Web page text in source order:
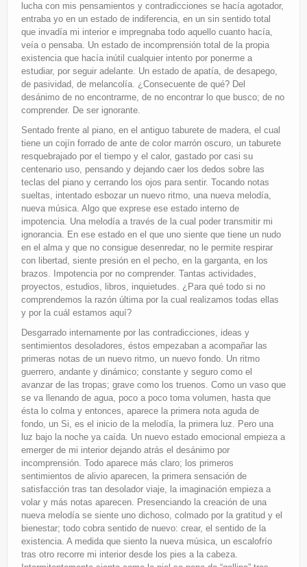
lucha con mis pensamientos y contradicciones se hacía agotador,
entraba yo en un estado de indiferencia, en un sin sentido total
que invadía mi interior e impregnaba todo aquello cuanto hacía,
veía o pensaba. Un estado de incomprensión total de la propia
existencia que hacía inútil cualquier intento por ponerme a
estudiar, por seguir adelante. Un estado de apatía, de desapego,
de pasividad, de melancolía. ¿Consecuente de qué? Del
desánimo de no encontrarme, de no encontrar lo que busco; de no
comprender. De ser ignorante.
Sentado frente al piano, en el antiguo taburete de madera, el cual
tiene un cojín forrado de ante de color marrón oscuro, un taburete
resquebrajado por el tiempo y el calor, gastado por casi su
centenario uso, pensando y dejando caer los dedos sobre las
teclas del piano y cerrando los ojos para sentir. Tocando notas
sueltas, intentado esbozar un nuevo ritmo, una nueva melodía,
nueva música. Algo que exprese ese estado interno de
impotencia. Una melodía a través de la cual poder transmitir mi
ignorancia. En ese estado en el que uno siente que tiene un nudo
en el alma y que no consigue desenredar, no le permite respirar
con libertad, siente presión en el pecho, en la garganta, en los
brazos. Impotencia por no comprender. Tantas actividades,
proyectos, estudios, libros, inquietudes. ¿Para qué todo si no
comprendemos la razón última por la cual realizamos todas ellas
y por la cuál estamos aquí?
Desgarrado internamente por las contradicciones, ideas y
sentimientos desoladores, éstos empezaban a acompañar las
primeras notas de un nuevo ritmo, un nuevo fondo. Un ritmo
guerrero, andante y dinámico; constante y seguro como el
avanzar de las tropas; grave como los truenos. Como un vaso que
se va llenando de agua, poco a poco toma volumen, hasta que
ésta lo colma y entonces, aparece la primera nota aguda de
fondo, un Si, es el inicio de la melodía, la primera luz. Pero una
luz bajo la noche ya caída. Un nuevo estado emocional empieza a
emerger de mi interior dejando atrás el desánimo por
incomprensión. Todo aparece más claro; los primeros
sentimientos de alivio aparecen, la primera sensación de
satisfacción tras tan desolador viaje, la imaginación empieza a
volar y más notas aparecen. Presenciando la creación de una
nueva melodía se siente uno dichoso, colmado por la gratitud y el
bienestar; todo cobra sentido de nuevo: crear, el sentido de la
existencia. A medida que siento la nueva música, un escalofrío
tras otro recorre mi interior desde los pies a la cabeza.